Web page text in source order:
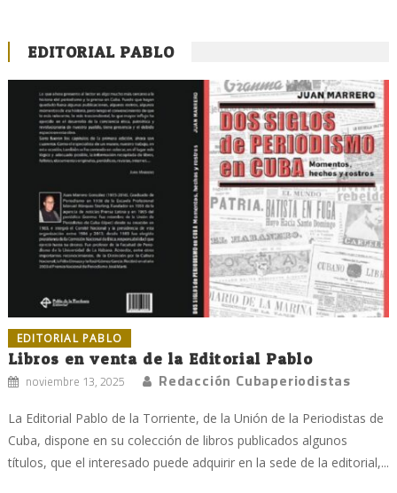
EDITORIAL PABLO
EDITORIAL PABLO
Libros en venta de la Editorial Pablo
noviembre 13, 2025 Redacción Cubaperiodistas
La Editorial Pablo de la Torriente, de la Unión de la Periodistas de
Cuba, dispone en su colección de libros publicados algunos
títulos, que el interesado puede adquirir en la sede de la editorial,...